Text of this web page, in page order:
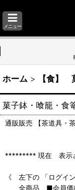
メニュー
ホーム > 【食】
菓子鉢・喰籠・食
通販販売 【茶道具・
********* 現在 表示
《 左下の 「ログイ
全商品 ■会員価格